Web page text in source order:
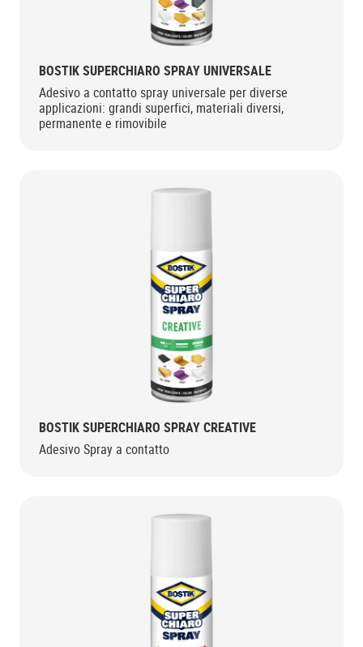
BOSTIK SUPERCHIARO SPRAY UNIVERSALE
Adesivo a contatto spray universale per diverse
applicazioni: grandi superfici, materiali diversi,
permanente e rimovibile
BOSTIK SUPERCHIARO SPRAY CREATIVE
Adesivo Spray a contatto